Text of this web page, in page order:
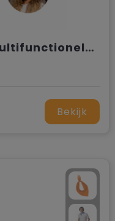
BANDANA BANDIDO - Multifunctionele sjaal
Bekijk